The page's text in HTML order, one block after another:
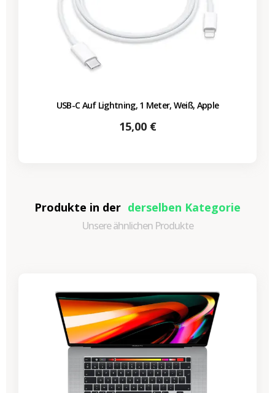
USB-C Auf Lightning, 1 Meter, Weiß, Apple
Preis
15,00 €
Produkte in der derselben Kategorie
Unsere ähnlichen Produkte